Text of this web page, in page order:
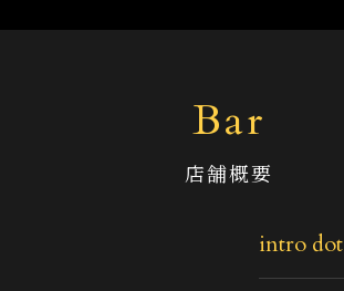
店舗概要
Bar
intro dot